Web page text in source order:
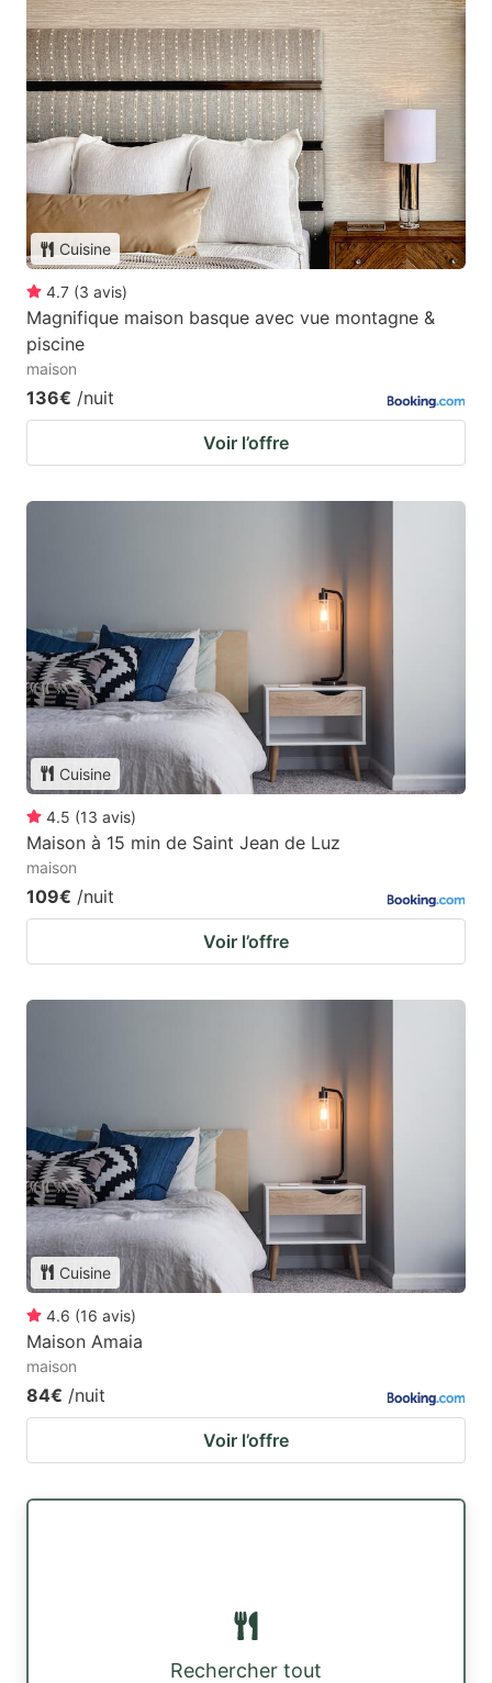
Cuisine
4.7 (3 avis)
Magnifique maison basque avec vue montagne &
piscine
maison
136€ /nuit
Voir l’offre
Cuisine
4.5 (13 avis)
Maison à 15 min de Saint Jean de Luz
maison
109€ /nuit
Voir l’offre
Cuisine
4.6 (16 avis)
Maison Amaia
maison
84€ /nuit
Voir l’offre
Rechercher tout